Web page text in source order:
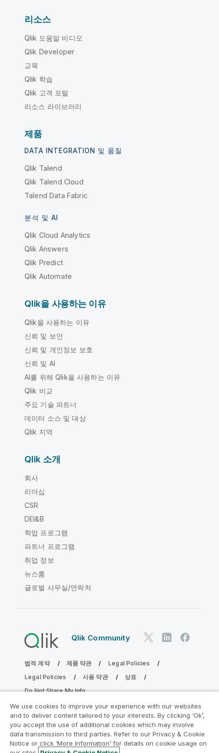
리소스
Qlik 도움말 비디오
Qlik Developer
교육
Qlik 학습
Qlik 고객 포털
리소스 라이브러리
제품
DATA INTEGRATION 및 품질
Qlik Talend
Qlik Talend Cloud
Talend Data Fabric
분석 및 AI
Qlik Cloud Analytics
Qlik Answers
Qlik Predict
Qlik Automate
Qlik을 사용하는 이유
Qlik을 사용하는 이유
신뢰 및 보안
신뢰 및 개인정보 보호
신뢰 및 AI
AI를 위해 Qlik을 사용하는 이유
Qlik 비교
주요 기술 파트너
데이터 소스 및 대상
Qlik 지역
Qlik 소개
회사
리더십
CSR
DEI&B
학업 프로그램
파트너 프로그램
취업 정보
뉴스룸
글로벌 사무실/연락처
Qlik Community
법적 계약 제품 약관
Legal Policies
Legal Policies
사용 약관
상표
Do Not Share My Info
Copyright © 1993-2026 QlikTech International AB. 무단 전재
및 복제를 금합니다.
분석 현대화 프로그램에 참여
We use cookies to improve your experience with our websites
and to deliver content tailored to your interests. By clicking ‘Ok’,
you accept the use of additional cookies which may involve
data transmission to third parties. Refer to our Privacy & Cookie
Notice or click ‘More Information’ for details on cookie usage on